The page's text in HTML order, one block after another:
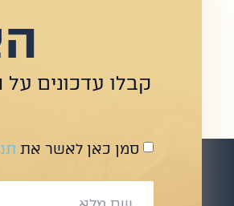
קבלו עדכונים
סמן כאן לאשר את